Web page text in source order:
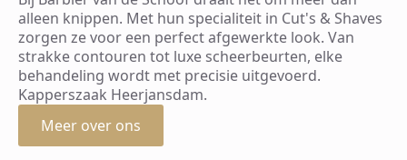
alleen knippen. Met hun specialiteit in Cut's & Shaves
zorgen ze voor een perfect afgewerkte look. Van
strakke contouren tot luxe scheerbeurten, elke
behandeling wordt met precisie uitgevoerd.
Kapperszaak Heerjansdam.
Meer over ons